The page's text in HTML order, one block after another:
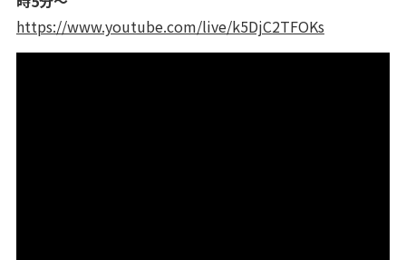
https://www.youtube.com/live/k5DjC2TFOKs